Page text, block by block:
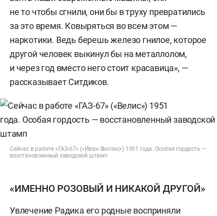
не то чтобы сгнили, они бы в труху превратились
за это время. Ковыряться во всем этом —
наркотики. Ведь берешь железо гнилое, которое
другой человек выкинул бы на металлолом,
и через год вместо него стоит красавица», —
рассказывает Ситдиков.
Сейчас в работе «ГАЗ-67» («Иван Виллис») 1951 года. Особая гордость —
восстановленный заводской штамп
«ИМЕННО РОЗОВЫЙ И НИКАКОЙ ДРУГОЙ»
Увлечение Радика его родные восприняли